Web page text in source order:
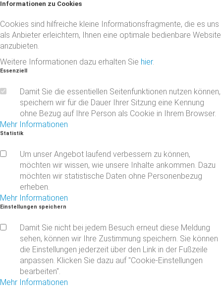
Informationen zu Cookies
Cookies sind hilfreiche kleine Informationsfragmente, die es uns
als Anbieter erleichtern, Ihnen eine optimale bedienbare Website
anzubieten.
Weitere Informationen dazu erhalten Sie hier.
Essenziell
Damit Sie die essentiellen Seitenfunktionen nutzen können,
speichern wir für die Dauer Ihrer Sitzung eine Kennung
ohne Bezug auf Ihre Person als Cookie in Ihrem Browser.
Mehr Informationen
Statistik
Um unser Angebot laufend verbessern zu können,
möchten wir wissen, wie unsere Inhalte ankommen. Dazu
möchten wir statistische Daten ohne Personenbezug
erheben.
Mehr Informationen
Einstellungen speichern
Damit Sie nicht bei jedem Besuch erneut diese Meldung
sehen, können wir Ihre Zustimmung speichern. Sie können
die Einstellungen jederzeit über den Link in der Fußzeile
anpassen. Klicken Sie dazu auf "Cookie-Einstellungen
bearbeiten".
Mehr Informationen